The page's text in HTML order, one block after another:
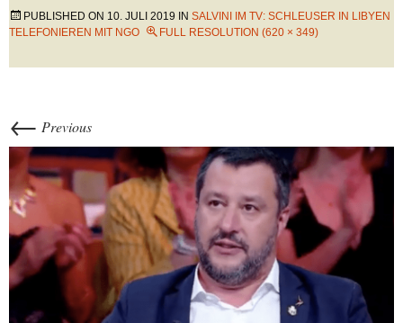
PUBLISHED ON 10. JULI 2019 IN SALVINI IM TV: SCHLEUSER IN LIBYEN
TELEFONIEREN MIT NGO
FULL RESOLUTION (620 × 349)
← Previous